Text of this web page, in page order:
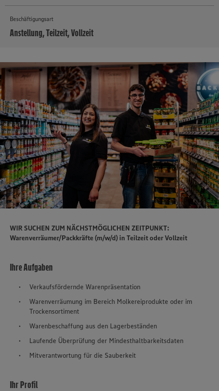
Beschäftigungsart
Anstellung, Teilzeit, Vollzeit
WIR SUCHEN ZUM NÄCHSTMÖGLICHEN ZEITPUNKT:
Warenverräumer/Packkräfte (m/w/d) in Teilzeit oder Vollzeit
Ihre Aufgaben
Verkaufsfördernde Warenpräsentation
Warenverräumung im Bereich Molkereiprodukte oder im
Trockensortiment
Warenbeschaffung aus den Lagerbeständen
Laufende Überprüfung der Mindesthaltbarkeitsdaten
Mitverantwortung für die Sauberkeit
Ihr Profil